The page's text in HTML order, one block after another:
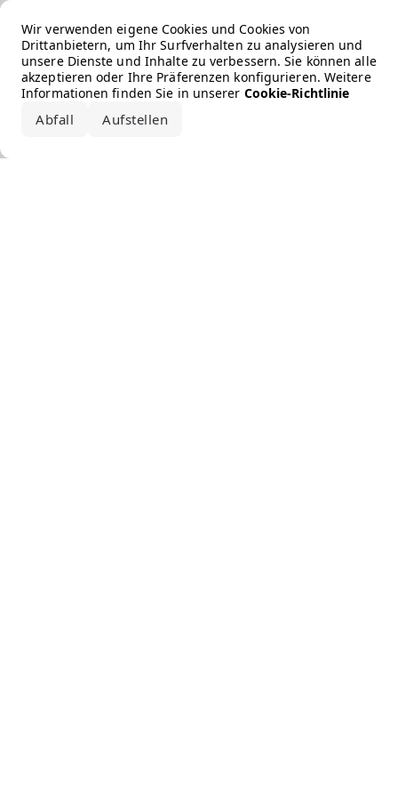
Wir verwenden eigene Cookies und Cookies von
Drittanbietern, um Ihr Surfverhalten zu analysieren und
unsere Dienste und Inhalte zu verbessern. Sie können alle
akzeptieren oder Ihre Präferenzen konfigurieren. Weitere
Informationen finden Sie in unserer Cookie-Richtlinie
Abfall Aufstellen
Error loading the brand